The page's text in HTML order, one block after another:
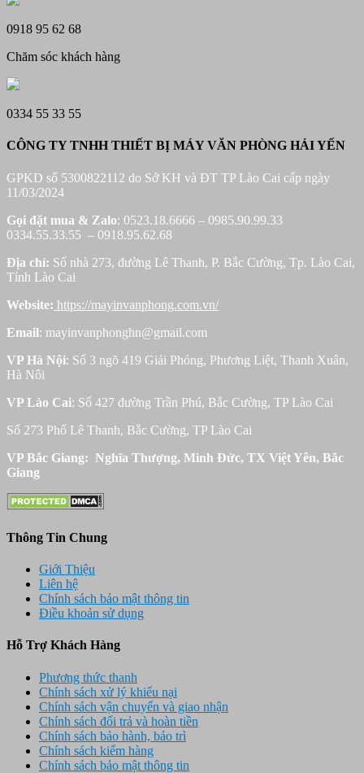
0918 95 62 68
Chăm sóc khách hàng
0334 55 33 55
CÔNG TY TNHH THIẾT BỊ MÁY VĂN PHÒNG HẢI YẾN
GPKD số 5300822112 do Sở KH và ĐT TP Lào Cai cấp ngày
11/03/2024
Gọi đặt mua & Zalo: 0523.18.6666 – 0985.90.99.33
0334.55.33.55 – 0918.95.62.68
Địa chỉ: Số nhà 273, đường Lê Thanh, P. Bắc Cường, Tp. Lào Cai,
Tỉnh Lào Cai
Website: https://mayinvanphong.com.vn/
Email: mayinvanphonghn@gmail.com
VP Hà Nội: Số 3 ngõ 419 Giải Phóng, Phương Liệt, Thanh Xuân,
Hà Nôi
VP Lào Cai: Số 427 đường Trần Phú, Bắc Cường, TP Lào Cai
Số 273 Phố Lê Thanh, Bắc Cường, TP Lào Cai
VP Bắc Giang: Nghĩa Thượng, Minh Đức, TX Việt Yên, Bắc
Giang
Thông Tin Chung
Giới Thiệu
Liên hệ
Chính sách bảo mật thông tin
Điều khoản sử dụng
Hỗ Trợ Khách Hàng
Phương thức thanh
Chính sách xử lý khiếu nại
Chính sách vận chuyển và giao nhận
Chính sách đổi trả và hoàn tiền
Chính sách bảo hành, bảo trì
Chính sách kiểm hàng
Chính sách bảo mật thông tin